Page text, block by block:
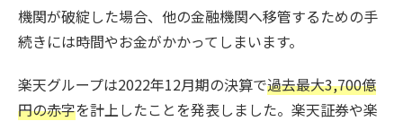
機関が破綻した場合、他の金融機関へ移管するための手
続きには時間やお金がかかってしまいます。
楽天グループは2022年12月期の決算で過去最大3,700億
円の赤字を計上したことを発表しました。楽天証券や楽